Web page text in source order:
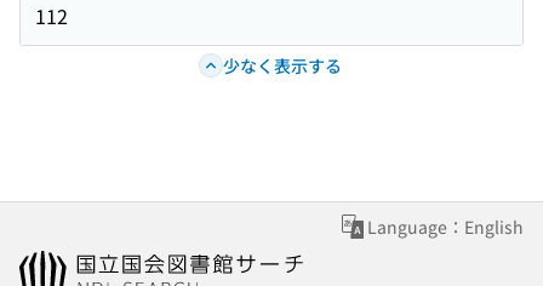
112
少なく表示する
Language：English